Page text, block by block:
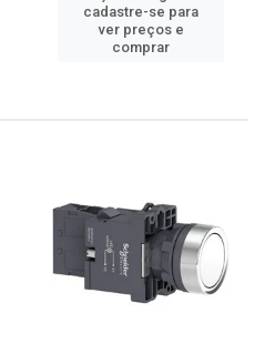
cadastre-se para
ver preços e
comprar